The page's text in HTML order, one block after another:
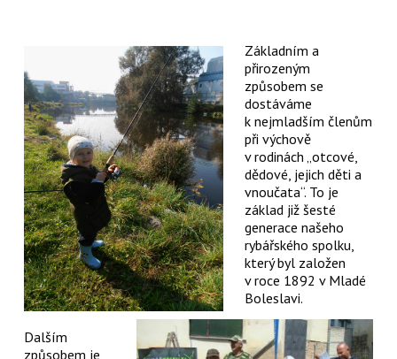
Základním a
přirozeným
způsobem se
dostáváme
k nejmladším členům
při výchově
v rodinách „otcové,
dědové, jejich děti a
vnoučata“. To je
základ již šesté
generace našeho
rybářského spolku,
který byl založen
v roce 1892 v Mladé
Boleslavi.
Dalším
způsobem je